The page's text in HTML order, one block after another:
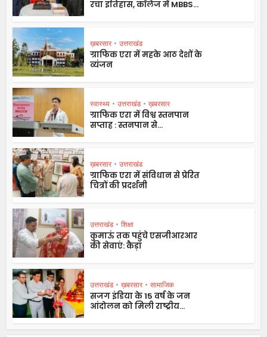
रचा इतिहास, कॉलेज में MBBS...
ख़बरसार • उत्तराखंड
ग्राफिक एरा में महके आठ देशों के
व्यंजन
स्वास्थ्य • उत्तराखंड • ख़बरसार
ग्राफिक एरा में विश्व स्तनपान
सप्ताह : स्तनपान से...
ख़बरसार • उत्तराखंड
ग्राफिक एरा में संविधान से प्रेरित
चित्रों की प्रदर्शनी
उत्तराखंड • शिक्षा
कुमाऊं तक पहुंचे एसजीआरआर
की सेवाएं: कैड़ा
उत्तराखंड • ख़बरसार • सामाजिक
सजग इंडिया के 15 वर्ष के जन
आंदोलन को मिली राष्ट्रीय...